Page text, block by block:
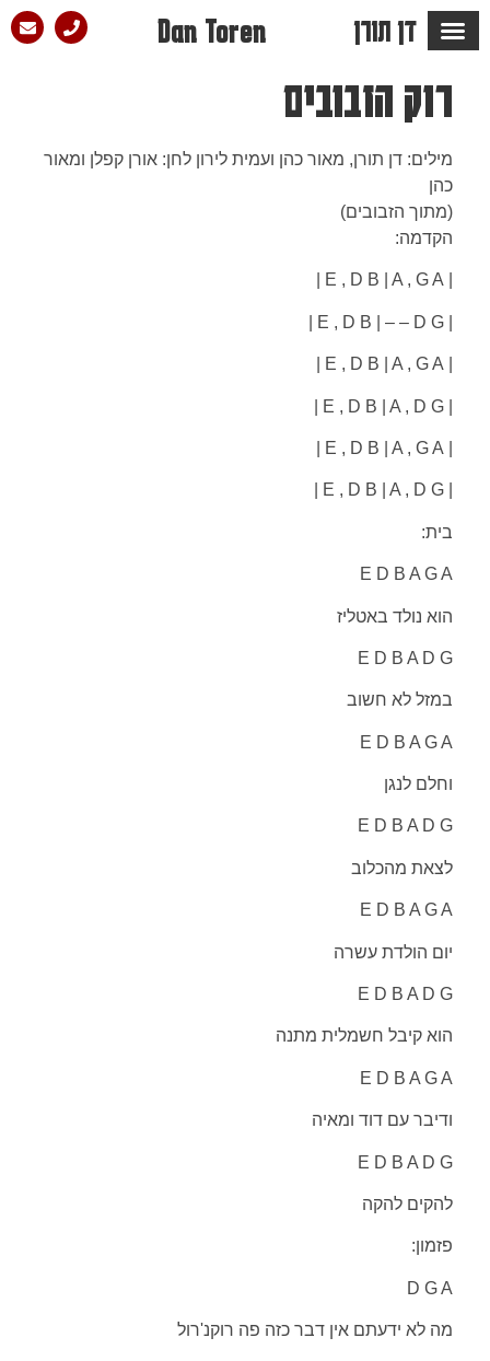
דן תורן Dan Toren
רוק הזבובים
מילים: דן תורן, מאור כהן ועמית לירון לחן: אורן קפלן ומאור
כהן
(מתוך הזבובים)
הקדמה:
בית:
E D B A G A
הוא נולד באטליז
E D B A D G
במזל לא חשוב
E D B A G A
וחלם לנגן
E D B A D G
לצאת מהכלוב
E D B A G A
יום הולדת עשרה
E D B A D G
הוא קיבל חשמלית מתנה
E D B A G A
ודיבר עם דוד ומאיה
E D B A D G
להקים להקה
פזמון:
D G A
מה לא ידעתם אין דבר כזה פה רוקנ'רול